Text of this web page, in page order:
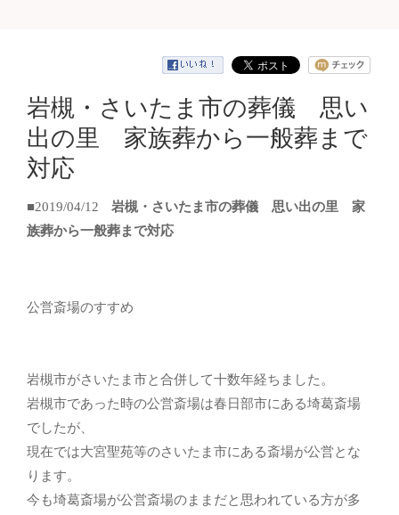
岩槻・さいたま市の葬儀 思い
出の里 家族葬から一般葬まで
対応
■2019/04/12
岩槻・さいたま市の葬儀 思い出の里 家
族葬から一般葬まで対応
公営斎場のすすめ
岩槻市がさいたま市と合併して十数年経ちました。
岩槻市であった時の公営斎場は春日部市にある埼葛斎場
でしたが、
現在では大宮聖苑等のさいたま市にある斎場が公営とな
ります。
今も埼葛斎場が公営斎場のままだと思われている方が多